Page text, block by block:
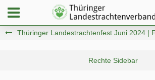
Thüringer Landestrachtenfest Juni 2024 |